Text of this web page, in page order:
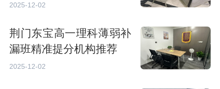
2025-12-02
荆门东宝高一理科薄弱补
漏班精准提分机构推荐
2025-12-02